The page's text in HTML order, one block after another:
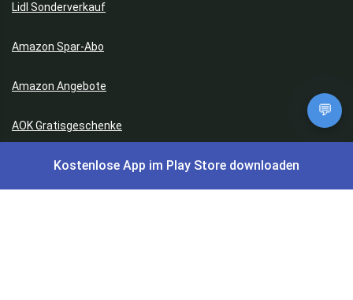
Lidl Sonderverkauf
Amazon Spar-Abo
Amazon Angebote
AOK Gratisgeschenke
Gutscheine, Coupons & Payback
💬
Kostenlose App im Play Store downloaden